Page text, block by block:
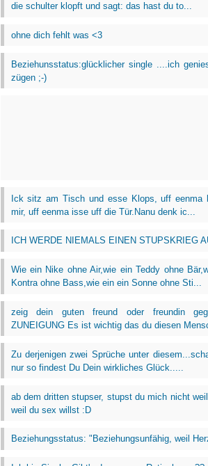
die schulter klopft und sagt: das hast du to...
ohne dich fehlt was <3
Beziehunsstatus:glücklicher single ....ich
zügen ;-)
Ick sitz am Tisch und esse Klops, uff eenma
mir, uff eenma isse uff die Tür.Nanu denk ic...
ICH WERDE NIEMALS EINEN STUPSKRIEG
Wie ein Nike ohne Air,wie ein Teddy ohne
Kontra ohne Bass,wie ein ein Sonne ohne Sti...
zeig dein guten freund oder freundin
ZUNEIGUNG Es ist wichtig das du diesen
Zu derjenigen zwei Sprüche unter
nur so findest Du Dein wirkliches Glück.....
ab dem dritten stupser, stupst du mich nicht
weil du sex willst :D
Beziehungsstatus: "Beziehungsunfähig, weil